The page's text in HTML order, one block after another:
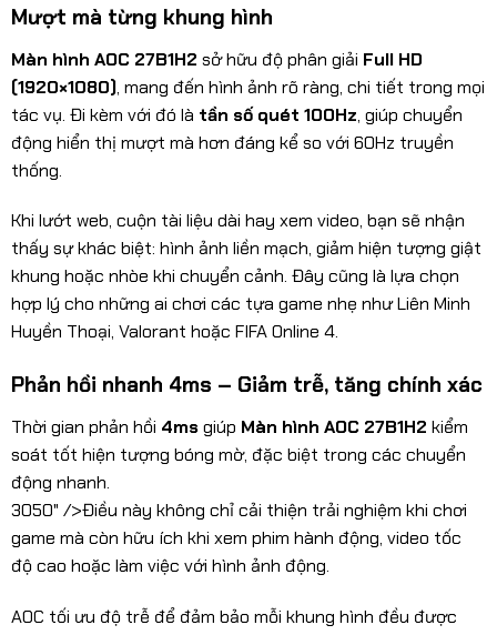
Mượt mà từng khung hình
Màn hình AOC 27B1H2 sở hữu độ phân giải Full HD
(1920×1080), mang đến hình ảnh rõ ràng, chi tiết trong mọi
tác vụ. Đi kèm với đó là tần số quét 100Hz, giúp chuyển
động hiển thị mượt mà hơn đáng kể so với 60Hz truyền
thống.
Khi lướt web, cuộn tài liệu dài hay xem video, bạn sẽ nhận
thấy sự khác biệt: hình ảnh liền mạch, giảm hiện tượng giật
khung hoặc nhòe khi chuyển cảnh. Đây cũng là lựa chọn
hợp lý cho những ai chơi các tựa game nhẹ như Liên Minh
Huyền Thoại, Valorant hoặc FIFA Online 4.
Phản hồi nhanh 4ms – Giảm trễ, tăng chính xác
Thời gian phản hồi 4msgiúp Màn hình AOC 27B1H2 kiểm
soát tốt hiện tượng bóng mờ, đặc biệt trong các chuyển
động nhanh.
3050" />Điều này không chỉ cải thiện trải nghiệm khi chơi
game mà còn hữu ích khi xem phim hành động, video tốc
độ cao hoặc làm việc với hình ảnh động.
AOC tối ưu độ trễ để đảm bảo mỗi khung hình đều được